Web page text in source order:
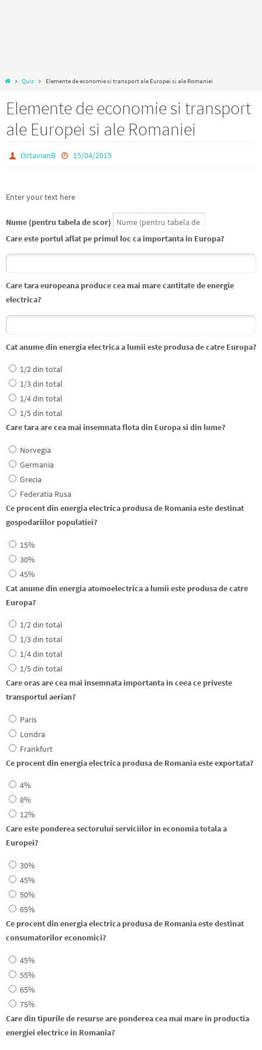
HomeQuiz Elemente de economie si transport ale Europei si ale Romaniei
Elemente de economie si transport
ale Europei si ale Romaniei
OctavianB 15/04/2015
Enter your text here
Nume (pentru tabela de scor)
Care este portul aflat pe primul loc ca importanta in Europa?
Care tara europeana produce cea mai mare cantitate de energie
electrica?
Cat anume din energia electrica a lumii este produsa de catre Europa?
1/2 din total
1/3 din total
1/4 din total
1/5 din total
Care tara are cea mai insemnata flota din Europa si din lume?
Norvegia
Germania
Grecia
Federatia Rusa
Ce procent din energia electrica produsa de Romania este destinat
gospodariilor populatiei?
15%
30%
45%
Cat anume din energia atomoelectrica a lumii este produsa de catre
Europa?
1/2 din total
1/3 din total
1/4 din total
1/5 din total
Care oras are cea mai insemnata importanta in ceea ce priveste
transportul aerian?
Paris
Londra
Frankfurt
Ce procent din energia electrica produsa de Romania este exportata?
4%
8%
12%
Care este ponderea sectorului serviciilor in economia totala a
Europei?
30%
45%
50%
65%
Ce procent din energia electrica produsa de Romania este destinat
consumatorilor economici?
45%
55%
65%
75%
Care din tipurile de resurse are ponderea cea mai mare in productia
energiei electrice in Romania?